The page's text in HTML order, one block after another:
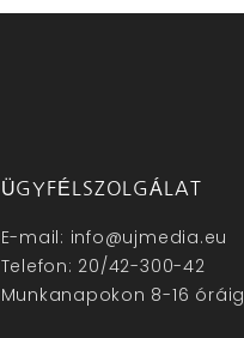
ÜGYFÉLSZOLGÁLAT
E-mail: info@ujmedia.eu
Telefon: 20/42-300-42
Munkanapokon 8-16 óráig